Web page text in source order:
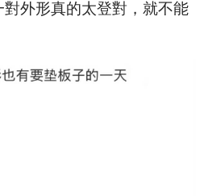
外形真的太登對，就不能